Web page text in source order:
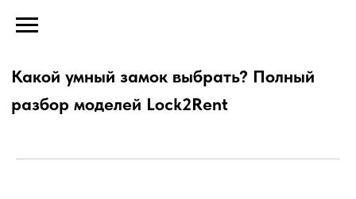
разбор моделей Lock2Rent